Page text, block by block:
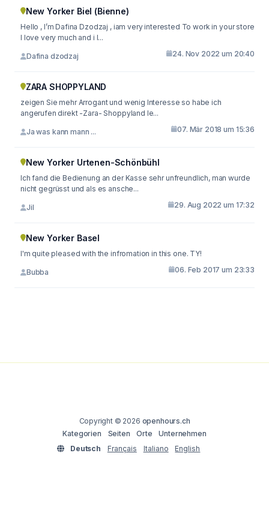
New Yorker Biel (Bienne)
Hello , I’m Dafina Dzodzaj , iam very interested To work in your store
I love very much and i l...
Dafina dzodzaj 24. Nov 2022 um 20:40
ZARA SHOPPYLAND
zeigen Sie mehr Arrogant und wenig Interesse so habe ich
angerufen direkt -Zara- Shoppyland le...
Ja was kann mann ... 07. Mär 2018 um 15:36
New Yorker Urtenen-Schönbühl
Ich fand die Bedienung an der Kasse sehr unfreundlich, man wurde
nicht gegrüsst und als es ansche...
Jil 29. Aug 2022 um 17:32
New Yorker Basel
I'm quite pleased with the infromation in this one. TY!
Bubba 06. Feb 2017 um 23:33
Copyright © 2026 openhours.ch
Kategorien
Seiten Orte
Unternehmen
Deutsch
Français Italiano English